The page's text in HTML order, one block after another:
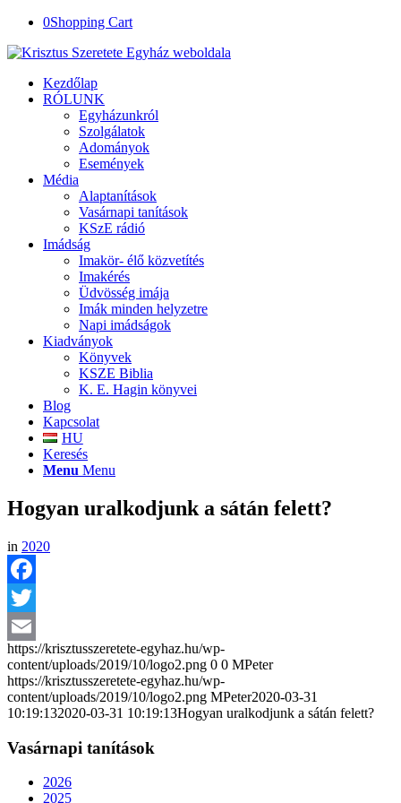
0Shopping Cart
Kezdőlap
RÓLUNK
Egyházunkról
Szolgálatok
Adományok
Események
Média
Alaptanítások
Vasárnapi tanítások
KSzE rádió
Imádság
Imakör- élő közvetítés
Imakérés
Üdvösség imája
Imák minden helyzetre
Napi imádságok
Kiadványok
Könyvek
KSZE Biblia
K. E. Hagin könyvei
Blog
Kapcsolat
HU
Keresés
Menu Menu
Hogyan uralkodjunk a sátán felett?
in 2020
Facebook
Twitter
Email
https://krisztusszeretete-egyhaz.hu/wp-
content/uploads/2019/10/logo2.png 0 0 MPeter
https://krisztusszeretete-egyhaz.hu/wp-
content/uploads/2019/10/logo2.png MPeter2020-03-31
10:19:132020-03-31 10:19:13Hogyan uralkodjunk a sátán felett?
Vasárnapi tanítások
2026
2025